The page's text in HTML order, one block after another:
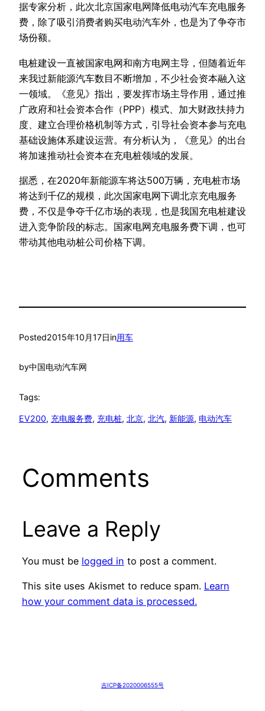
据专家分析，此次北京国家电网降低电动汽车充电服务
费，除了吸引消费者购买电动汽车外，也是为了争夺市
场份额。
电桩建设一直被国家电网和南方电网主导，但随着近年
来我过新能源汽车数目不断增加，不少社会资本融入这
一领域。《意见》指出，要发挥市场主导作用，通过推
广政府和社会资本合作（PPP）模式、加大财政扶持力
度、建立合理价格机制等方式，引导社会资本参与充电
基础设施体系建设运营。有分析认为，《意见》的出台
将加速推动社会资本在充电桩领域的发展。
据悉，在2020年新能源车将达500万辆，充电桩市场
将达到千亿的规模，此次国家电网下调北京充电服务
费，不仅是争夺千亿市场的表现，也是我国充电桩建设
进入竞争阶段的标志。国家电网充电服务费下调，也可
带动其他电动桩公司价格下调。
Posted2015年10月17日in用车
by中国电动汽车网
Tags:
EV200, 充电服务费, 充电桩, 北京, 北汽, 新能源, 电动汽车
Comments
Leave a Reply
You must be logged in to post a comment.
This site uses Akismet to reduce spam. Learn
how your comment data is processed.
吉ICP备2020006555号